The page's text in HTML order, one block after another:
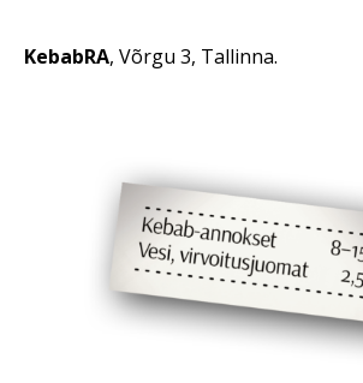
KebabRA, Võrgu 3, Tallinna.